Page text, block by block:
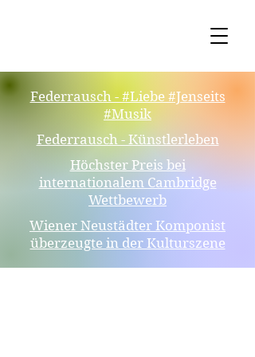
Federrausch - #Liebe #Jenseits
#Musik
Federrausch - Künstlerleben
Höchster Preis bei
internationalem Cambridge
Wettbewerb
Wiener Neustädter Komponist
überzeugte in der Kulturszene